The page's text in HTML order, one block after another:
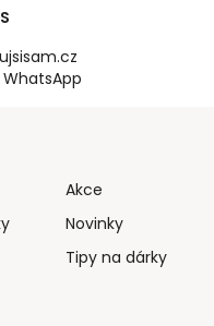
Akce
Novinky
Tipy na dárky